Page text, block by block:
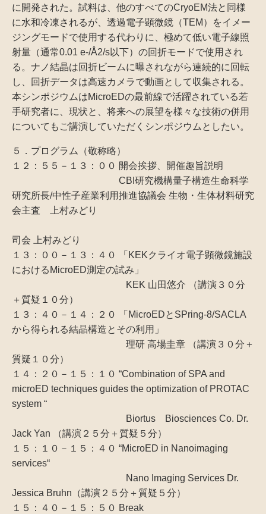
に開発された。試料は、他のすべてのCryoEM法と同様
に水和冷凍されるが、透過電子顕微鏡（TEM）をイメー
ジングモードで使用する代わりに、極めて低い電子線照
射量（通常0.01 e-/Å2/s以下）の回折モードで使用され
る。ナノ結晶は回折ビームに曝されながら連続的に回転
し、回折データは高速カメラで動画として収集される。
本シンポジウムはMicroEDの最前線で活躍されている若
手研究者に、現状と、将来への展望を様々な技術の併用
についてもご講演していただくシンポジウムとしたい。
５．プログラム（敬称略）
１２：５５－１３：００ 開会挨拶、開催趣旨説明
CBI研究機構量子構造生命科学
研究所長/中性子産業利用推進協議会 生物・生体材料研究
会主査 上村みどり
司会 上村みどり
１３：００－１３：４０ 「KEKクライオ電子顕微鏡施設
におけるMicroED測定の試み」
KEK 山田悠介 （講演３０分
＋質疑１０分）
１３：４０－１４：２０ 「MicroEDとSPring-8/SACLA
から得られる結晶構造とその利用」
理研 高場圭章 （講演３０分＋
質疑１０分）
１４：２０－１５：１０ “Combination of SPA and
microED techniques guides the optimization of PROTAC
system “
Biortus Biosciences Co. Dr.
Jack Yan （講演２５分＋質疑５分）
１５：１０－１５：４０ “MicroED in Nanoimaging
services“
Nano Imaging Services Dr.
Jessica Bruhn（講演２５分＋質疑５分）
１５：４０－１５：５０ Break